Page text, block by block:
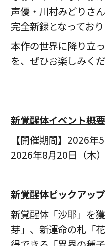
声優・川村みどりさ
完全新録となっており
本作の世界に降り立
を、ぜひお楽しみくだ
新覚醒体イベント概要
【開催期間】2026
2026年8月20日（木
新覚醒体ピックアッ
新覚醒体「沙耶」を
芽」、新運命の札「